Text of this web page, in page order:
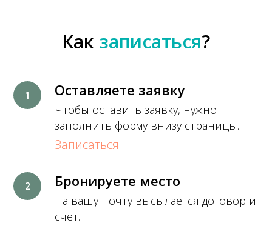
Как записаться?
Оставляете заявку
Чтобы оставить заявку, нужно
заполнить форму внизу страницы.
Записаться
Бронируете место
На вашу почту высылается договор и
счёт.